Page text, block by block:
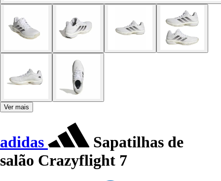
Ver mais
adidas
Sapatilhas de
salão Crazyflight 7